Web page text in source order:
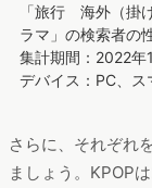
「旅行 海外（掛
ラマ」の検索者の
集計期間：2022年
デバイス：PC、ス
さらに、それぞれ
ましょう。KPOP